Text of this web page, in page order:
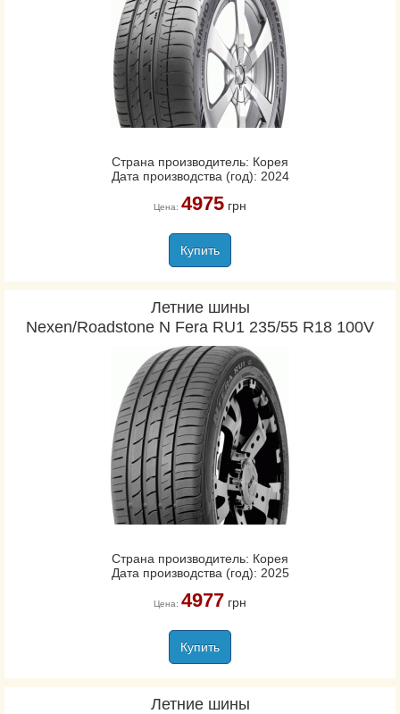
Страна производитель: Корея
Дата производства (год): 2024
Цена: 4975грн
Купить
Летние шины
Nexen/Roadstone N Fera RU1 235/55 R18 100V
Страна производитель: Корея
Дата производства (год): 2025
Цена: 4977грн
Купить
Летние шины